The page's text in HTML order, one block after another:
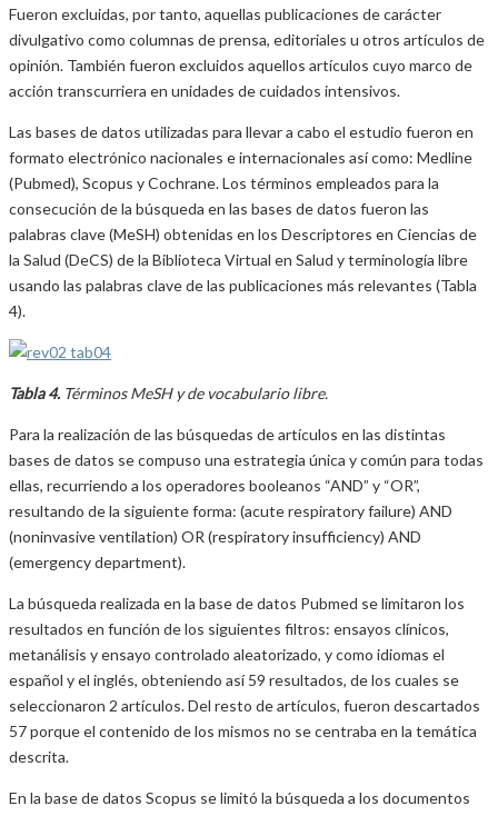
Fueron excluidas, por tanto, aquellas publicaciones de carácter
divulgativo como columnas de prensa, editoriales u otros artículos de
opinión. También fueron excluidos aquellos artículos cuyo marco de
acción transcurriera en unidades de cuidados intensivos.
Las bases de datos utilizadas para llevar a cabo el estudio fueron en
formato electrónico nacionales e internacionales así como: Medline
(Pubmed), Scopus y Cochrane. Los términos empleados para la
consecución de la búsqueda en las bases de datos fueron las
palabras clave (MeSH) obtenidas en los Descriptores en Ciencias de
la Salud (DeCS) de la Biblioteca Virtual en Salud y terminología libre
usando las palabras clave de las publicaciones más relevantes (Tabla
4).
Tabla 4. Términos MeSH y de vocabulario libre.
Para la realización de las búsquedas de artículos en las distintas
bases de datos se compuso una estrategia única y común para todas
ellas, recurriendo a los operadores booleanos “AND” y “OR”,
resultando de la siguiente forma: (acute respiratory failure) AND
(noninvasive ventilation) OR (respiratory insufficiency) AND
(emergency department).
La búsqueda realizada en la base de datos Pubmed se limitaron los
resultados en función de los siguientes filtros: ensayos clínicos,
metanálisis y ensayo controlado aleatorizado, y como idiomas el
español y el inglés, obteniendo así 59 resultados, de los cuales se
seleccionaron 2 artículos. Del resto de artículos, fueron descartados
57 porque el contenido de los mismos no se centraba en la temática
descrita.
En la base de datos Scopus se limitó la búsqueda a los documentos